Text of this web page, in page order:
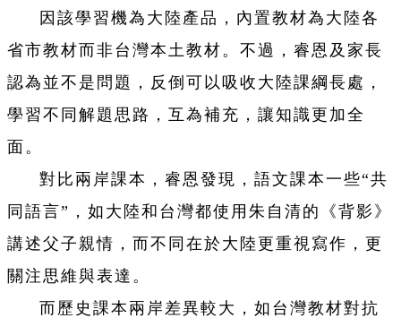
因該學習機為大陸產品，內置教材為大陸各
省市教材而非台灣本土教材。不過，睿恩及家長
認為並不是問題，反倒可以吸收大陸課綱長處，
學習不同解題思路，互為補充，讓知識更加全
面。
對比兩岸課本，睿恩發現，語文課本一些“共
同語言”，如大陸和台灣都使用朱自清的《背影》
講述父子親情，而不同在於大陸更重視寫作，更
關注思維與表達。
而歷史課本兩岸差異較大，如台灣教材對抗